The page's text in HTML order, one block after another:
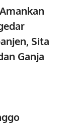
Sita
Ganja